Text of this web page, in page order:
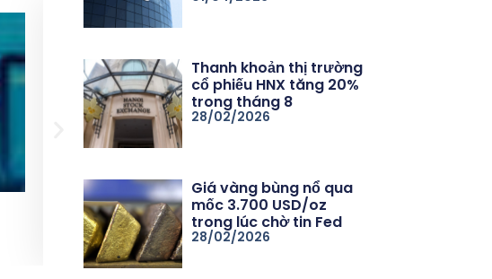
24/06/26
Phó Thủ tướng chỉ đạo kiểm soát tín dụng bất động sản, chống
Thanh khoản thị trường
cổ phiếu HNX tăng 20%
trong tháng 8
28/02/2026
Giá vàng bùng nổ qua
mốc 3.700 USD/oz
trong lúc chờ tin Fed
28/02/2026